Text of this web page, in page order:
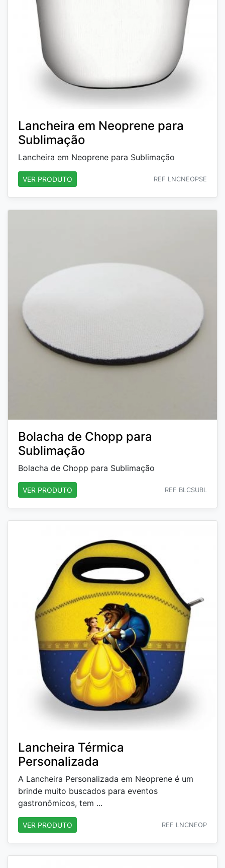
Lancheira em Neoprene para
Sublimação
Lancheira em Neoprene para Sublimação
VER PRODUTO REF LNCNEOPSE
Bolacha de Chopp para
Sublimação
Bolacha de Chopp para Sublimação
VER PRODUTO REF BLCSUBL
Lancheira Térmica
Personalizada
A Lancheira Personalizada em Neoprene é um
brinde muito buscados para eventos
gastronômicos, tem ...
VER PRODUTO REF LNCNEOP